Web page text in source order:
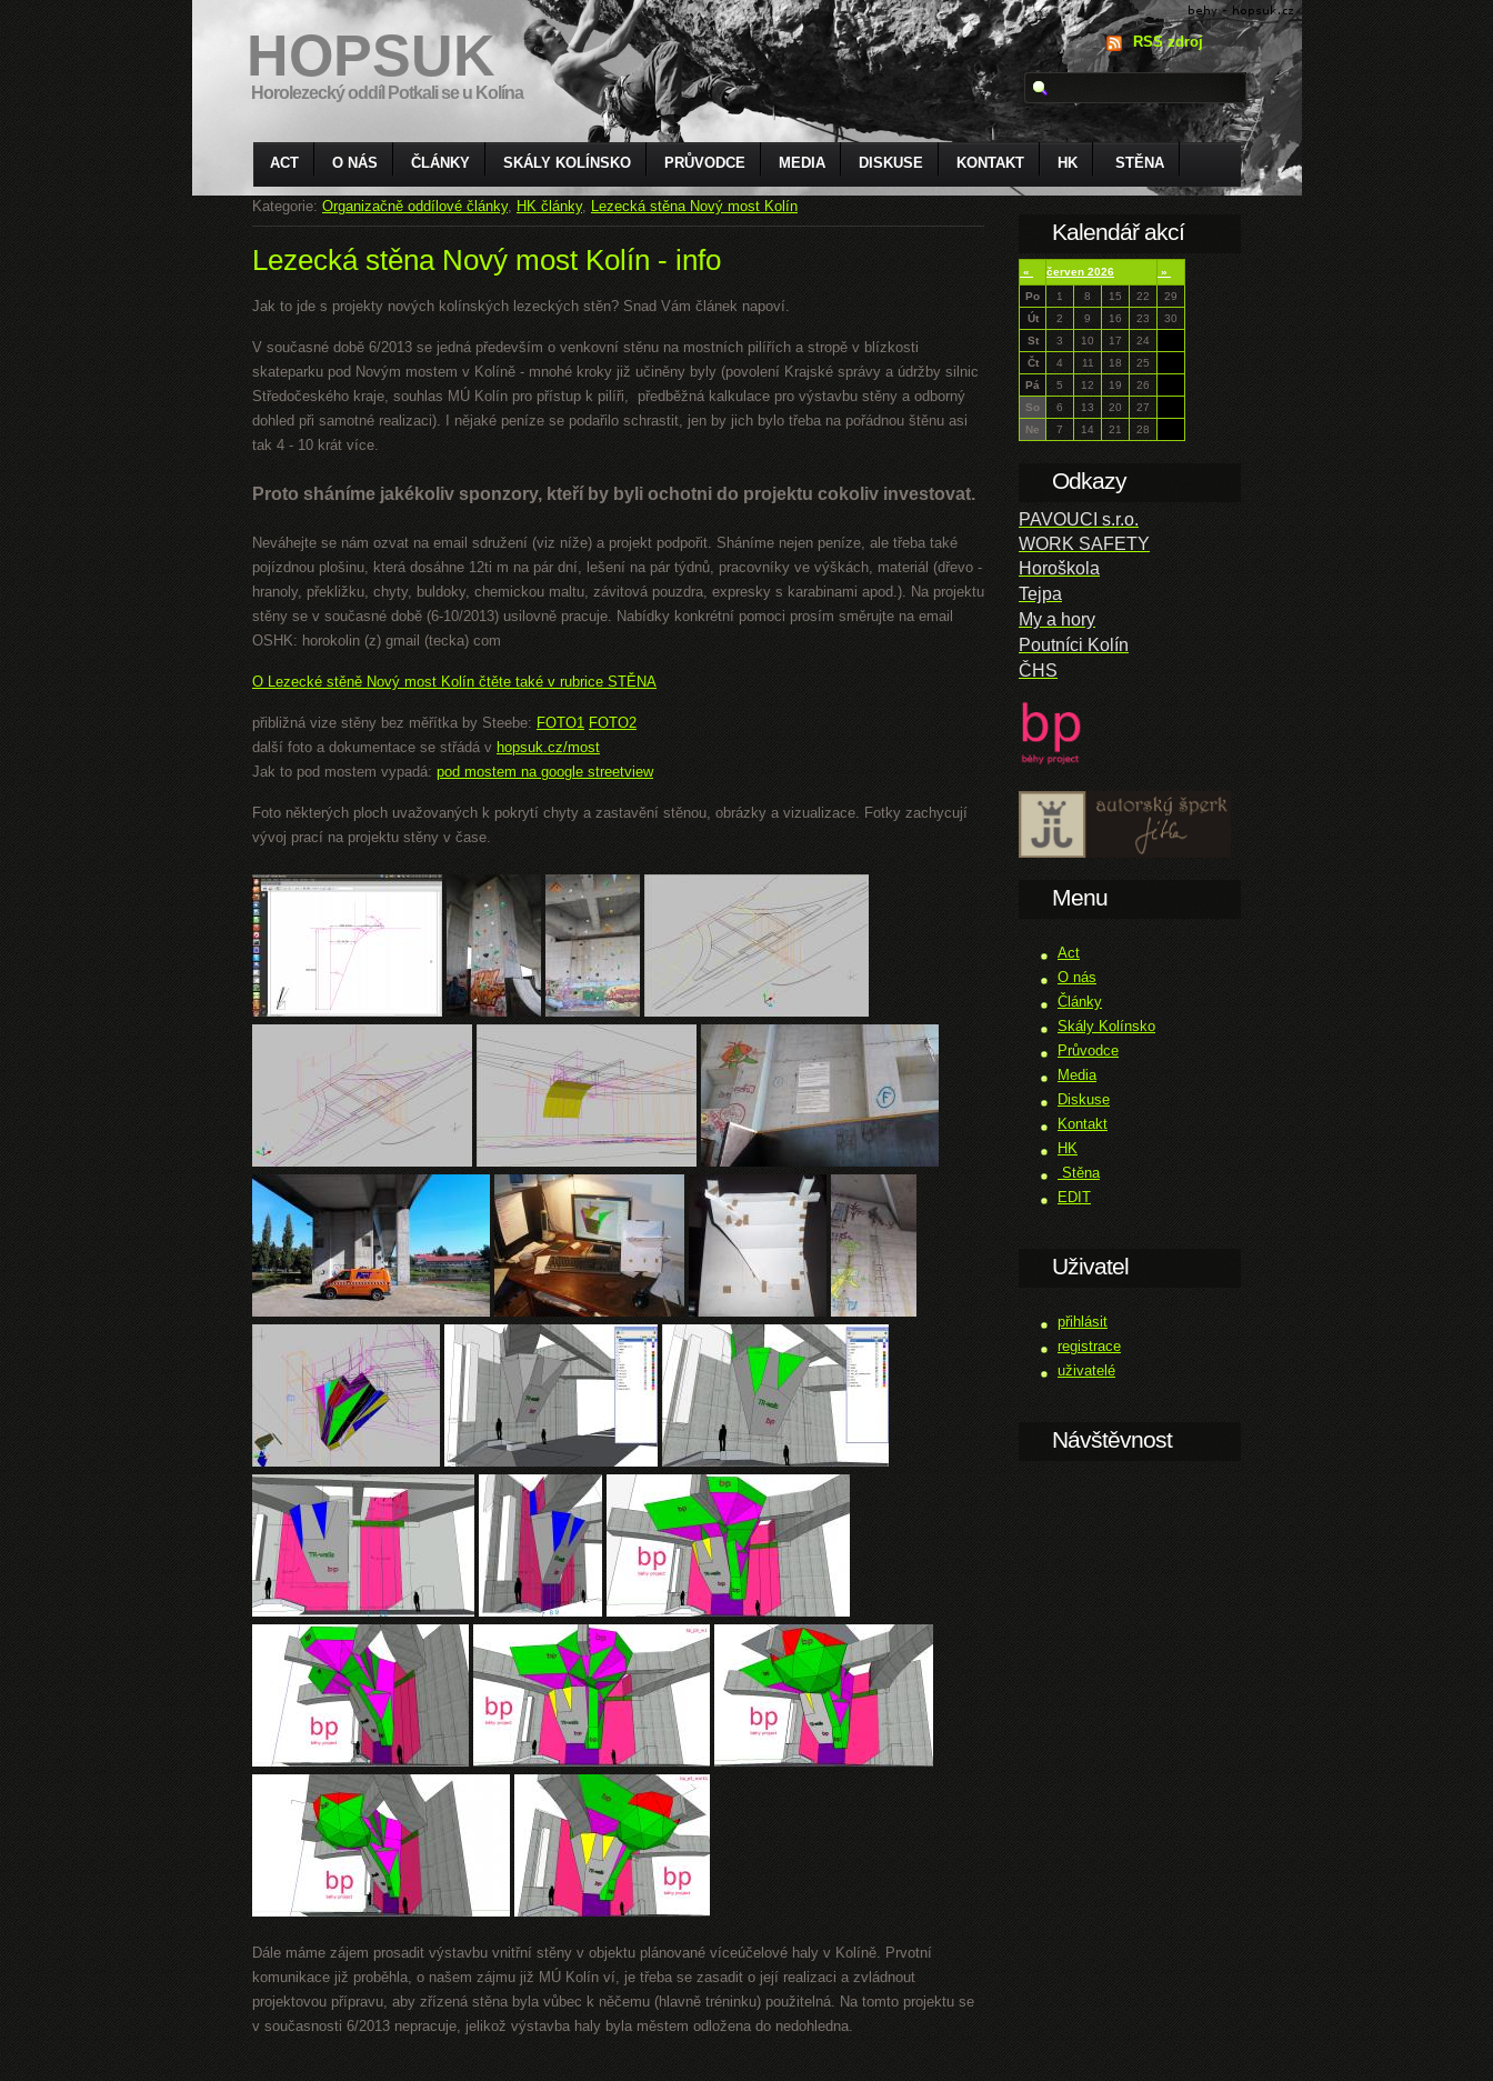
HOPSUK
Horolezecký oddíl Potkali se u Kolína
RSS zdroj
ACT O NÁS ČLÁNKY SKÁLY KOLÍNSKO PRŮVODCE MEDIA DISKUSE KONTAKT HK STĚNA
Kategorie: Organizačně oddílové články, HK články, Lezecká stěna Nový most Kolín
Lezecká stěna Nový most Kolín - info
Jak to jde s projekty nových kolínských lezeckých stěn? Snad Vám článek napoví.
V současné době 6/2013 se jedná především o venkovní stěnu na mostních pilířích a stropě v blízkosti
skateparku pod Novým mostem v Kolíně - mnohé kroky již učiněny byly (povolení Krajské správy a údržby silnic
Středočeského kraje, souhlas MÚ Kolín pro přístup k pilíři, předběžná kalkulace pro výstavbu stěny a odborný
dohled při samotné realizaci). I nějaké peníze se podařilo schrastit, jen by jich bylo třeba na pořádnou štěnu asi
tak 4 - 10 krát více.
Proto sháníme jakékoliv sponzory, kteří by byli ochotni do projektu cokoliv investovat.
Neváhejte se nám ozvat na email sdružení (viz níže) a projekt podpořit. Sháníme nejen peníze, ale třeba také
pojízdnou plošinu, která dosáhne 12ti m na pár dní, lešení na pár týdnů, pracovníky ve výškách, materiál (dřevo -
hranoly, překližku, chyty, buldoky, chemickou maltu, závitová pouzdra, expresky s karabinami apod.). Na projektu
stěny se v současné době (6-10/2013) usilovně pracuje. Nabídky konkrétní pomoci prosím směrujte na email
OSHK: horokolin (z) gmail (tecka) com
O Lezecké stěně Nový most Kolín čtěte také v rubrice STĚNA
přibližná vize stěny bez měřítka by Steebe: FOTO1 FOTO2
další foto a dokumentace se střádá v hopsuk.cz/most
Jak to pod mostem vypadá: pod mostem na google streetview
Foto některých ploch uvažovaných k pokrytí chyty a zastavění stěnou, obrázky a vizualizace. Fotky zachycují
vývoj prací na projektu stěny v čase.
Dále máme zájem prosadit výstavbu vnitřní stěny v objektu plánované víceúčelové haly v Kolíně. Prvotní
komunikace již proběhla, o našem zájmu již MÚ Kolín ví, je třeba se zasadit o její realizaci a zvládnout
projektovou přípravu, aby zřízená stěna byla vůbec k něčemu (hlavně tréninku) použitelná. Na tomto projektu se
v současnosti 6/2013 nepracuje, jelikož výstavba haly byla městem odložena do nedohledna.
Kalendář akcí
« červen 2026
»
Po
1 8 15 22
29
Út
2 9 16 23
30
St
3 10 17
24
Čt
4 11 18
25
Pá
5 12 19
26
So
6 13 20
27
Ne
7 14 21 28
Odkazy
PAVOUCI s.r.o.
WORK SAFETY
Horoškola
Tejpa
My a hory
Poutníci Kolín
ČHS
Menu
Act
O nás
Články
Skály Kolínsko
Průvodce
Media
Diskuse
Kontakt
HK
Stěna
EDIT
Uživatel
přihlásit
registrace
uživatelé
Návštěvnost